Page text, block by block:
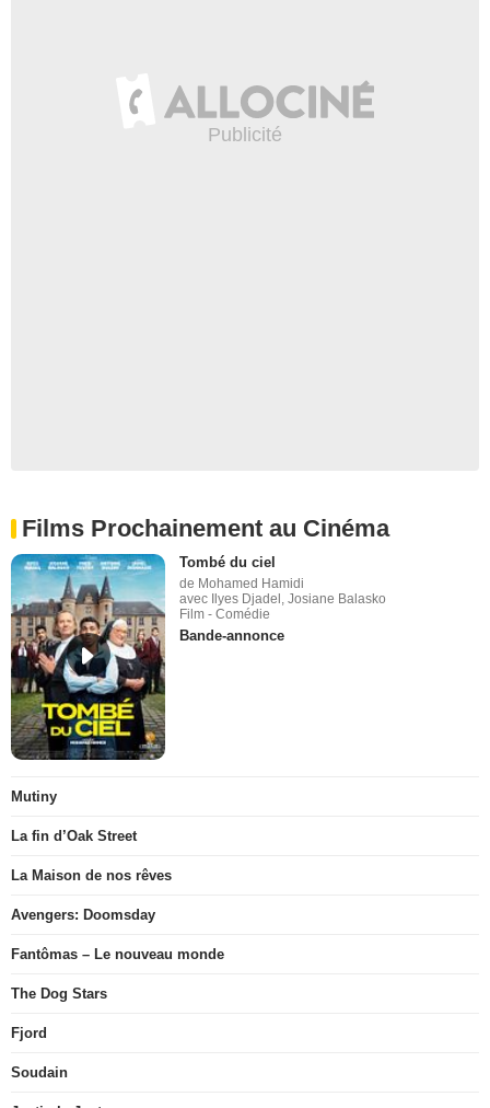
Films Prochainement au Cinéma
Tombé du ciel
de Mohamed Hamidi
avec Ilyes Djadel, Josiane Balasko
Film - Comédie
Bande-annonce
Mutiny
La fin d’Oak Street
La Maison de nos rêves
Avengers: Doomsday
Fantômas – Le nouveau monde
The Dog Stars
Fjord
Soudain